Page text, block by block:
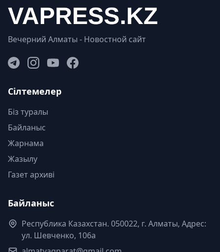
Вечерний Алматы - Новостной сайт
Сілтемелер
Біз туралы
Байланыс
Жарнама
Жазылу
Газет архиві
Байланыс
Республика Казахстан. 050022, г. Алматы, Адрес:
ул. Шевченко, 106а